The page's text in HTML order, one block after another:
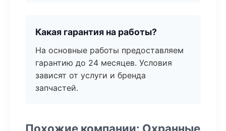
Какая гарантия на работы?
На основные работы предоставляем
гарантию до 24 месяцев. Условия
зависят от услуги и бренда
запчастей.
Похожие компании: Охранные